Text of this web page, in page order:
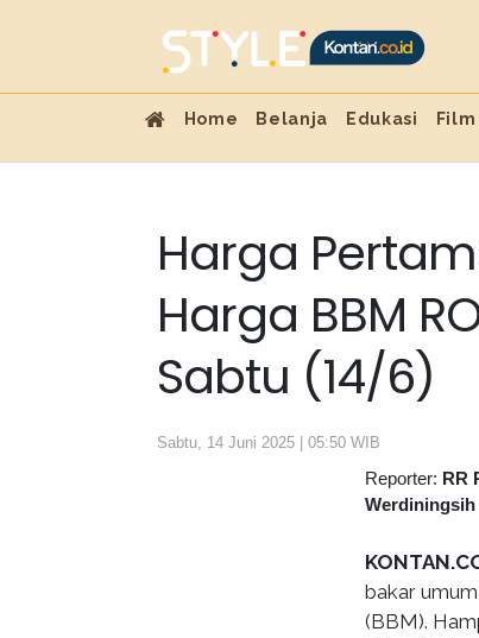
Home Belanja Edukasi Film
Harga
Harga BBM
Sabtu (14/6)
Sabtu, 14 Juni 2025 | 05:50 WIB
Reporter: RR
Werdiningsih
bakar
(BBM).